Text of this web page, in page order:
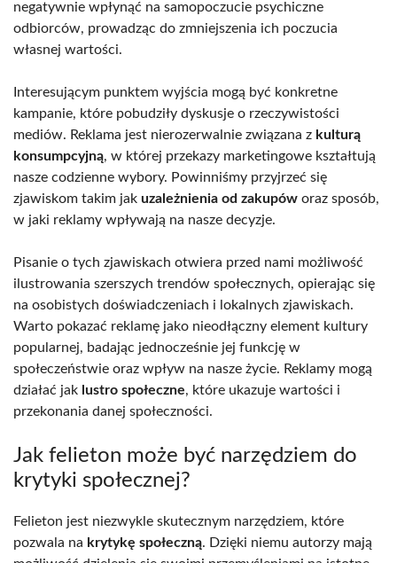
negatywnie wpłynąć na samopoczucie psychiczne
odbiorców, prowadząc do zmniejszenia ich poczucia
własnej wartości.
Interesującym punktem wyjścia mogą być konkretne
kampanie, które pobudziły dyskusje o rzeczywistości
mediów. Reklama jest nierozerwalnie związana z kulturą
konsumpcyjną, w której przekazy marketingowe kształtują
nasze codzienne wybory. Powinniśmy przyjrzeć się
zjawiskom takim jak uzależnienia od zakupów oraz sposób,
w jaki reklamy wpływają na nasze decyzje.
Pisanie o tych zjawiskach otwiera przed nami możliwość
ilustrowania szerszych trendów społecznych, opierając się
na osobistych doświadczeniach i lokalnych zjawiskach.
Warto pokazać reklamę jako nieodłączny element kultury
popularnej, badając jednocześnie jej funkcję w
społeczeństwie oraz wpływ na nasze życie. Reklamy mogą
działać jak lustro społeczne, które ukazuje wartości i
przekonania danej społeczności.
Jak felieton może być narzędziem do
krytyki społecznej?
Felieton jest niezwykle skutecznym narzędziem, które
pozwala na krytykę społeczną. Dzięki niemu autorzy mają